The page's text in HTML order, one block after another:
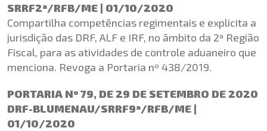
SRRF2ª/RFB/ME | 01/10/2020
Compartilha competências regimentais e explicita a
jurisdição das DRF, ALF e IRF, no âmbito da 2ª Região
Fiscal, para as atividades de controle aduaneiro que
menciona. Revoga a Portaria nº 438/2019.
PORTARIA Nº 79, DE 29 DE SETEMBRO DE 2020
DRF-BLUMENAU/SRRF9ª/RFB/ME |
01/10/2020